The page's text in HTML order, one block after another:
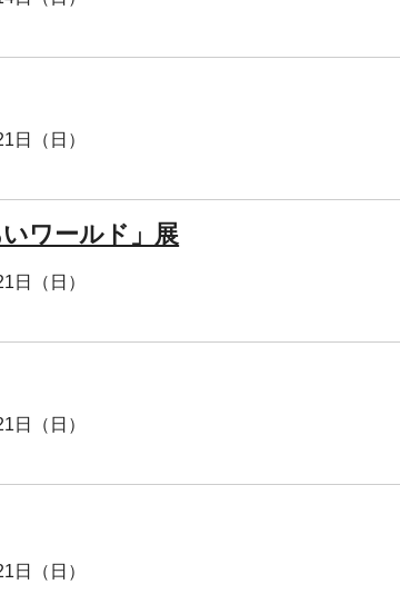
日（日）
ワールド」展
日（日）
日（日）
日（日）